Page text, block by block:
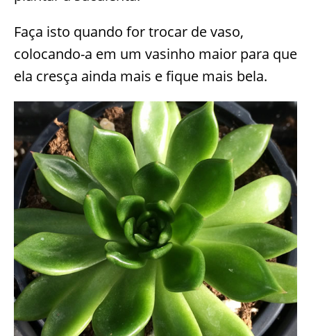
Faça isto quando for trocar de vaso,
colocando-a em um vasinho maior para que
ela cresça ainda mais e fique mais bela.